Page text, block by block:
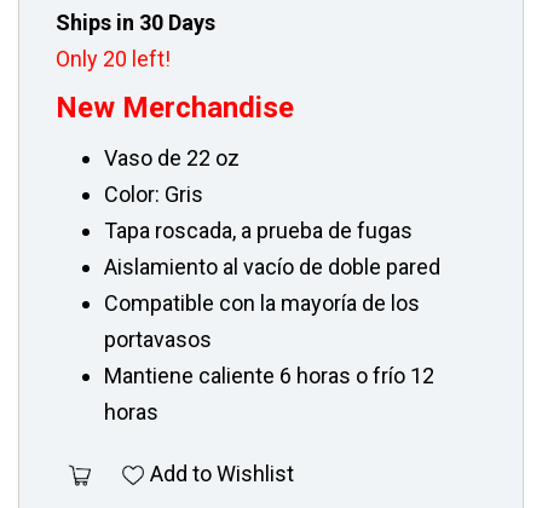
Ships in 30 Days
Only 20 left!
New Merchandise
Vaso de 22 oz
Color: Gris
Tapa roscada, a prueba de fugas
Aislamiento al vacío de doble pared
Compatible con la mayoría de los
portavasos
Mantiene caliente 6 horas o frío 12
horas
Add to Wishlist